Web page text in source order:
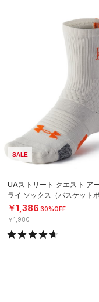
SALE
UAストリート クエスト ア
ライ ソックス（バスケットボ
NISEX）
￥1,386 30%OFF
￥1,980